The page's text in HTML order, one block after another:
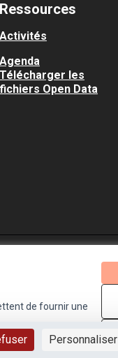
Personnaliser
de fournir une
Ressources
Activités
Agenda
Télécharger les
fichiers Open Data